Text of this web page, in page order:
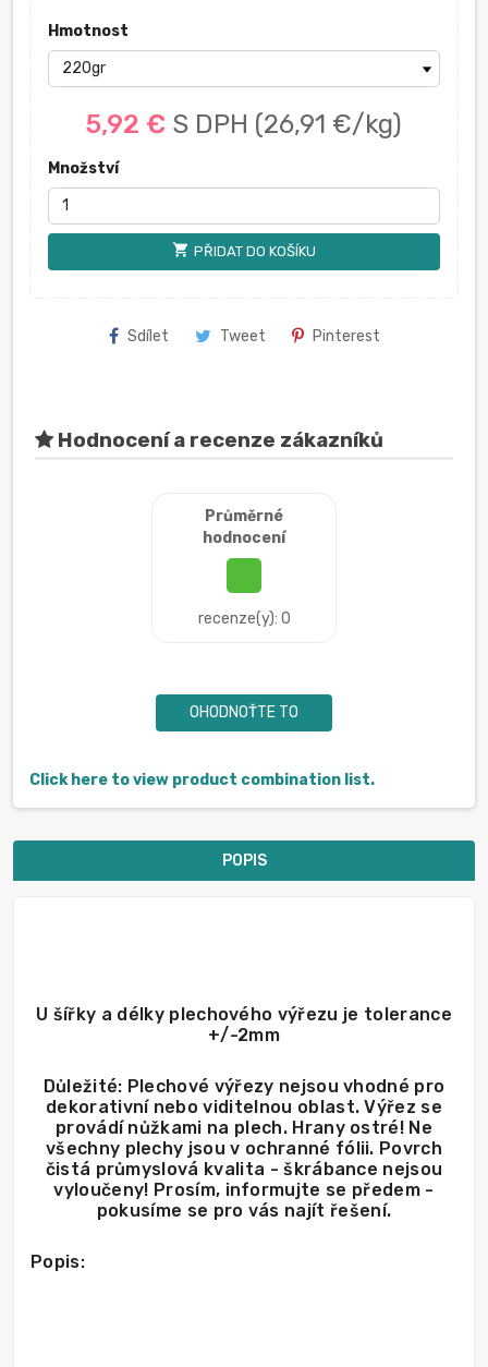
Hmotnost
5,92 € S DPH (26,91 €/kg)
Množství
shopping_cart PŘIDAT DO KOŠÍKU
Sdílet Tweet Pinterest
Hodnocení a recenze zákazníků
Průměrné
hodnocení
recenze(y): 0
OHODNOŤTE TO
Click here to view product combination list.
POPIS
U šířky a délky plechového výřezu je tolerance
+/-2mm
Důležité: Plechové výřezy nejsou vhodné pro
dekorativní nebo viditelnou oblast. Výřez se
provádí nůžkami na plech. Hrany ostré! Ne
všechny plechy jsou v ochranné fólii. Povrch
čistá průmyslová kvalita - škrábance nejsou
vyloučeny! Prosím, informujte se předem -
pokusíme se pro vás najít řešení.
Popis: